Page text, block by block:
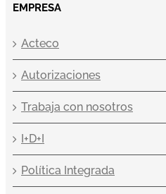
EMPRESA
Acteco
Autorizaciones
Trabaja con nosotros
I+D+I
Política Integrada